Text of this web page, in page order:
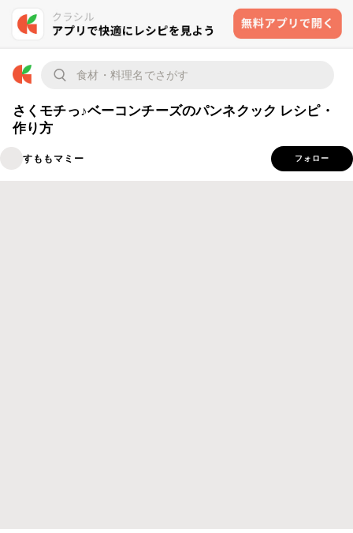
さくモチっ♪ベーコンチーズのパンネクック レシピ・
作り方
すももマミー フォロー